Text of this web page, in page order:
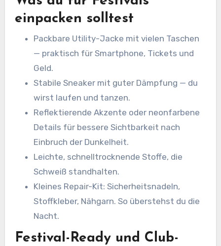
einpacken solltest
Packbare Utility-Jacke mit vielen Taschen
— praktisch für Smartphone, Tickets und
Geld.
Stabile Sneaker mit guter Dämpfung — du
wirst laufen und tanzen.
Reflektierende Akzente oder neonfarbene
Details für bessere Sichtbarkeit nach
Einbruch der Dunkelheit.
Leichte, schnelltrocknende Stoffe, die
Schweiß standhalten.
Kleines Repair-Kit: Sicherheitsnadeln,
Stoffkleber, Nähgarn. So überstehst du die
Nacht.
Festival-Ready und Club-